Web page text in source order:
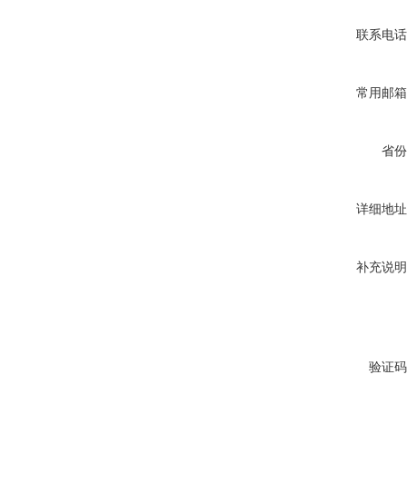
联系电
常用邮
省
详细地
补充说
验证